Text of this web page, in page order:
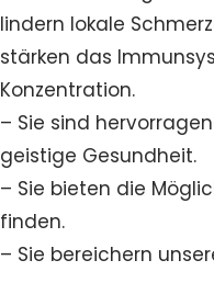
lindern lokale
stärken das
Konzentration.
– Sie sind
geistige Gesundheit.
– Sie bieten die
finden.
– Sie bereichern